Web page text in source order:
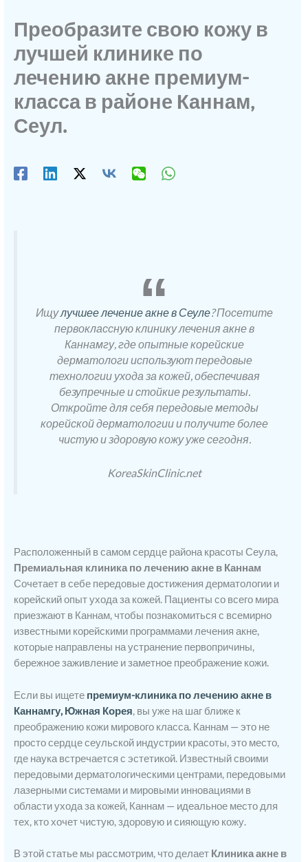
Преобразите свою кожу в
лучшей клинике по
лечению акне премиум-
класса в районе Каннам,
Сеул.
Ищулучшее лечение акне в Сеуле? Посетите
первоклассную клинику лечения акне в
Каннамгу, где опытные корейские
дерматологи используют передовые
технологии ухода за кожей, обеспечивая
безупречные и стойкие результаты.
Откройте для себя передовые методы
корейской дерматологии и получите более
чистую и здоровую кожу уже сегодня.
KoreaSkinClinic.net
Расположенный в самом сердце района красоты Сеула,
Премиальная клиника по лечению акне в Каннам
Сочетает в себе передовые достижения дерматологии и
корейский опыт ухода за кожей. Пациенты со всего мира
приезжают в Каннам, чтобы познакомиться с всемирно
известными корейскими программами лечения акне,
которые направлены на устранение первопричины,
бережное заживление и заметное преображение кожи.
Если вы ищете премиум-клиника по лечению акне в
Каннамгу, Южная Корея, вы уже на шаг ближе к
преображению кожи мирового класса. Каннам — это не
просто сердце сеульской индустрии красоты, это место,
где наука встречается с эстетикой. Известный своими
передовыми дерматологическими центрами, передовыми
лазерными системами и мировыми инновациями в
области ухода за кожей, Каннам — идеальное место для
тех, кто хочет чистую, здоровую и сияющую кожу.
В этой статье мы рассмотрим, что делает Клиника акне в